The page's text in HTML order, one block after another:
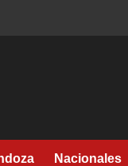
Nacionales